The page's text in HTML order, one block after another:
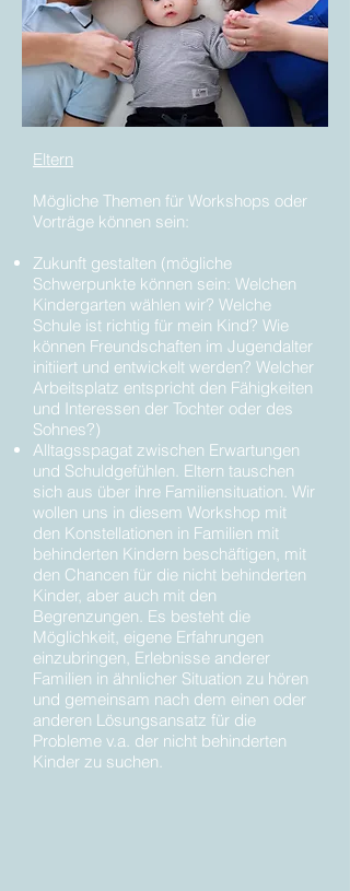
Eltern
Mögliche Themen für Workshops oder
Vorträge können sein:
Zukunft gestalten (mögliche
Schwerpunkte können sein: Welchen
Kindergarten wählen wir? Welche
Schule ist richtig für mein Kind? Wie
können Freundschaften im Jugendalter
initiiert und entwickelt werden? Welcher
Arbeitsplatz entspricht den Fähigkeiten
und Interessen der Tochter oder des
Sohnes?)
Alltagsspagat zwischen Erwartungen
und Schuldgefühlen. Eltern tauschen
sich aus über ihre Familiensituation. Wir
wollen uns in diesem Workshop mit
den Konstellationen in Familien mit
behinderten Kindern beschäftigen, mit
den Chancen für die nicht behinderten
Kinder, aber auch mit den
Begrenzungen. Es besteht die
Möglichkeit, eigene Erfahrungen
einzubringen, Erlebnisse anderer
Familien in ähnlicher Situation zu hören
und gemeinsam nach dem einen oder
anderen Lösungsansatz für die
Probleme v.a. der nicht behinderten
Kinder zu suchen.